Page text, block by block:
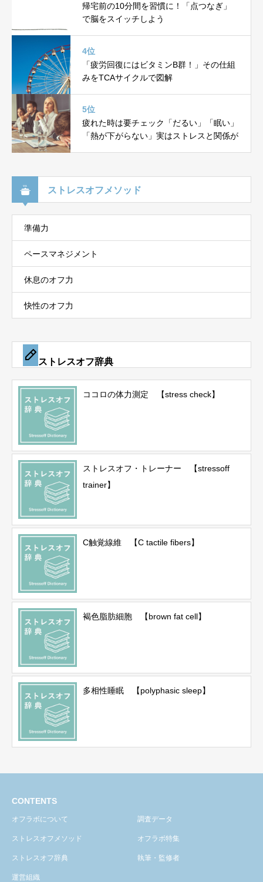
帰宅前の10分間を習慣に！「点つなぎ」
で脳をスイッチしよう
4位
「疲労回復にはビタミンB群！」その仕組
みをTCAサイクルで図解
5位
疲れた時は要チェック「だるい」「眠い」
「熱が下がらない」実はストレスと関係が
ストレスオフメソッド
準備力
ペースマネジメント
休息のオフ力
快性のオフ力
ストレスオフ辞典
ココロの体力測定 【stress check】
ストレスオフ・トレーナー 【stressoff
trainer】
C触覚線維 【C tactile fibers】
褐色脂肪細胞 【brown fat cell】
多相性睡眠 【polyphasic sleep】
CONTENTS
オフラボについて 調査データ
ストレスオフメソッド オフラボ特集
ストレスオフ辞典 執筆・監修者
運営組織